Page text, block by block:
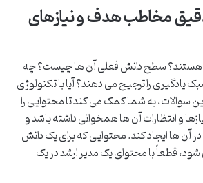
دقیق مخاطب هدف و نیازهای
هستند؟ سطح دانش فعلی آن ها چیست؟ چه
یادگیری را ترجیح می دهند؟ آیا با تکنولوژی
سوالات، به شما کمک می کند تا محتوایی را
و انتظارات آن ها همخوانی داشته باشد و
آن ها ایجاد کند. محتوایی که برای یک دانش
قطعاً با محتوای یک مدیر ارشد در یک